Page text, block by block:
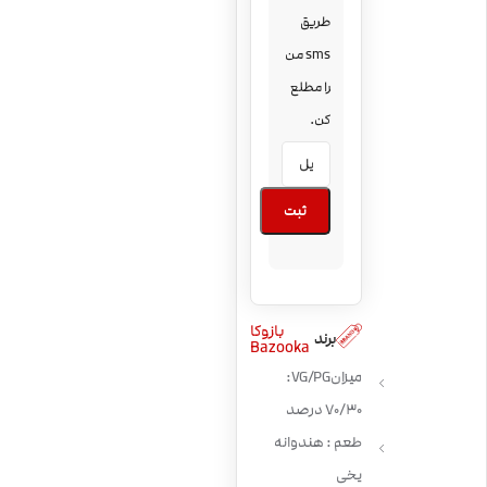
طریق
sms من
را مطلع
کن.
ثبت
برند بازوکا
Bazooka
میزان VG/PG:
70/30 درصد
طعم : هندوانه
یخی